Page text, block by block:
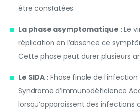
être constatées.
La phase asymptomatique :Le
réplication en l’absence de
Cette phase peut durer plusieurs
Le SIDA :Phase finale de l’infection
Syndrome d’Immunodéficience
lorsqu’apparaissent des infections